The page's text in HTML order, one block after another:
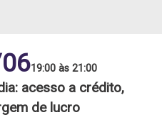
19:00 às 21:00
acesso a crédito,
de lucro